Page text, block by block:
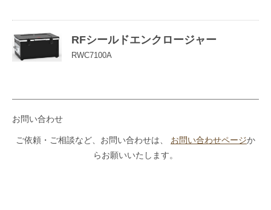
RFシールドエンクロージャー
RWC7100A
お問い合わせ
ご依頼・ご相談など、お問い合わせは、 お問い合わせページか
らお願いいたします。